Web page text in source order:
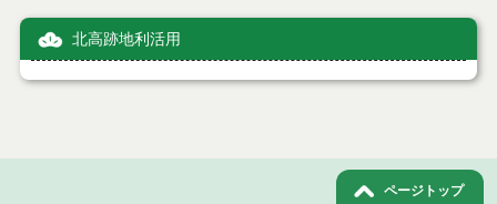
北高跡地利活用
ページトップ